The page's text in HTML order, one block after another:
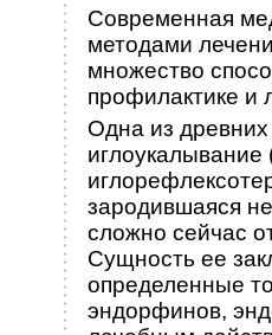
Современная
методами
множество
профилактике и
Одна из древних
зародившаяся
сложно сейчас
Сущность ее
определенные
эндорфинов,